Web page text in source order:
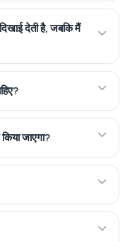
देती है, जबकि मैं
जाएगा?